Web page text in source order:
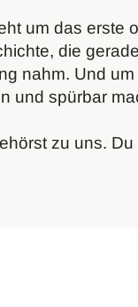
um das erste
die
nahm. Und
und spürbar
zu uns.